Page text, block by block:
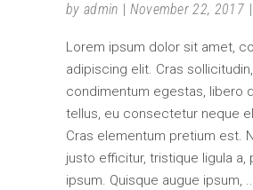
by admin November 22, 2017
Lorem ipsum dolor sit amet,
adipiscing elit. Cras
condimentum egestas, libero
tellus, eu consectetur neque
Cras elementum pretium est.
justo efficitur, tristique ligula a,
ipsum. Quisque augue ipsum,